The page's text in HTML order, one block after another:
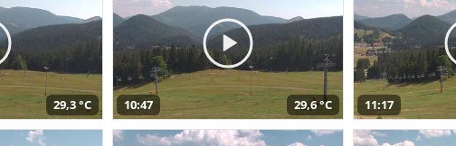
29,3 °C 10:47 29,6 °C 11:17